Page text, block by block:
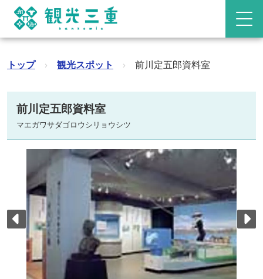
トップ › 観光スポット › 前川定五郎資料室
前川定五郎資料室
マエガワサダゴロウシリョウシツ